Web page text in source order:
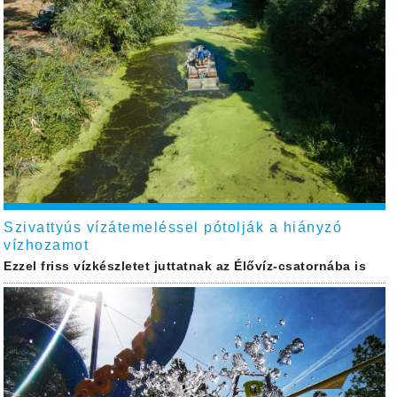
Szivattyús vízátemeléssel pótolják a hiányzó
vízhozamot
Ezzel friss vízkészletet juttatnak az Élővíz-csatornába is